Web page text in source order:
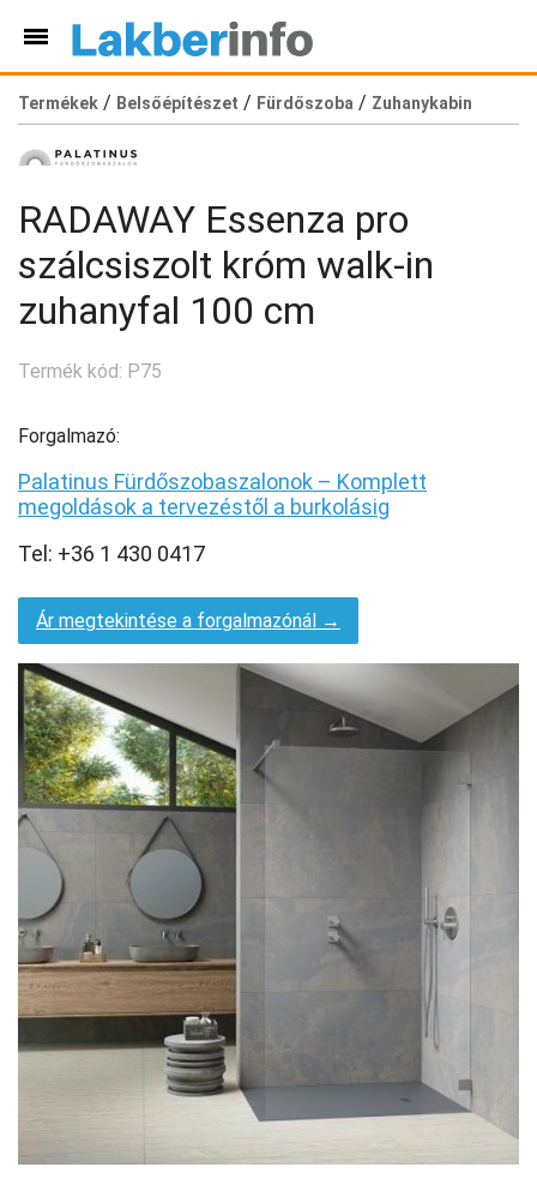
Termékek / Belsőépítészet / Fürdőszoba / Zuhanykabin
RADAWAY Essenza pro
szálcsiszolt króm walk-in
zuhanyfal 100 cm
Termék kód: P75
Forgalmazó:
Palatinus Fürdőszobaszalonok – Komplett
megoldások a tervezéstől a burkolásig
Tel: +36 1 430 0417
Ár megtekintése a forgalmazónál →